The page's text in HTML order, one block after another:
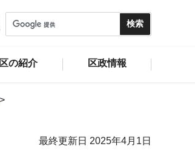
区の紹介 区政情報
最終更新日 2025年4月1日